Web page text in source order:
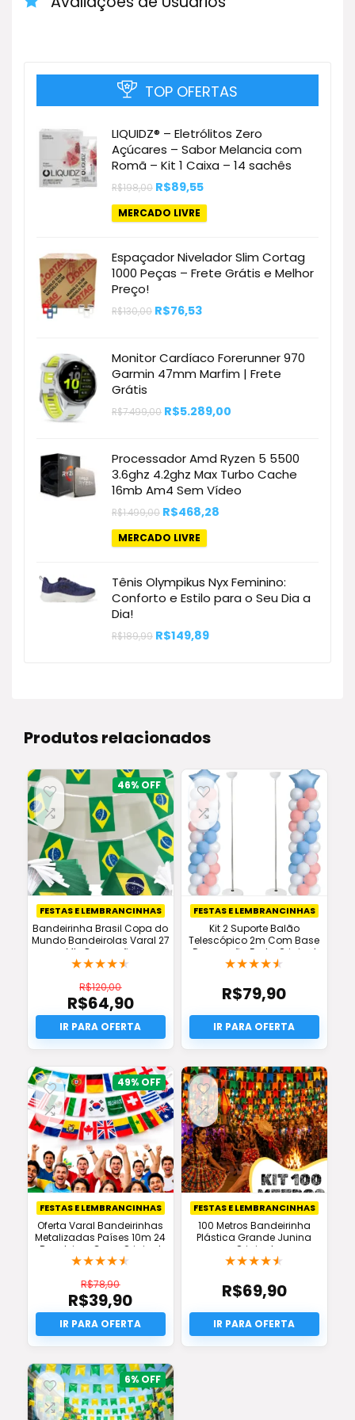
TOP OFERTAS
LIQUIDZ® – Eletrólitos Zero
Açúcares – Sabor Melancia com
Romã – Kit 1 Caixa – 14 sachês
R$198,00 O
original
era:
R$89,55O
atual
é:
MERCADO LIVRE
Espaçador Nivelador Slim Cortag
1000 Peças – Frete Grátis e Melhor
Preço!
R$130,00 O
R$130,00.
R$76,53O
R$76,53.
Monitor Cardíaco Forerunner 970
Garmin 47mm Marfim | Frete
Grátis
R$7.499,00 O
R$7.499,00.
R$5.289,00
R$5.289,00.
Processador Amd Ryzen 5 5500
3.6ghz 4.2ghz Max Turbo Cache
16mb Am4 Sem Vídeo
R$1.499,00 O
original
era:
R$468,28
MERCADO LIVRE
Tênis Olympikus Nyx Feminino:
Conforto e Estilo para o Seu Dia a
Dia!
R$189,99 O
R$149,89O
Produtos relacionados
46%
FESTAS E LEMBRANCINHAS
Bandeirinha Brasil Copa do
Mundo Bandeirolas Varal 27
Mts Promoção
★★★★★
R$120,00
O
preço
original
era:
R$120,00.
R$64,90
O
preço
atual
é:
R$64,90.
FESTAS E LEMBRANCINHAS
Kit 2 Suporte Balão
Telescópico 2m Com Base
Decoração Festa Original
★★★★★
R$79,90
49%
FESTAS E LEMBRANCINHAS
Oferta Varal Bandeirinhas
Metalizadas Países 10m 24
Bandeiras Copa Original
★★★★★
R$78,90
O
preço
original
era:
R$78,90.
R$39,90
O
preço
atual
é:
R$39,90.
FESTAS E LEMBRANCINHAS
100 Metros Bandeirinha
Plástica Grande Junina
Original
★★★★★
R$69,90
6%